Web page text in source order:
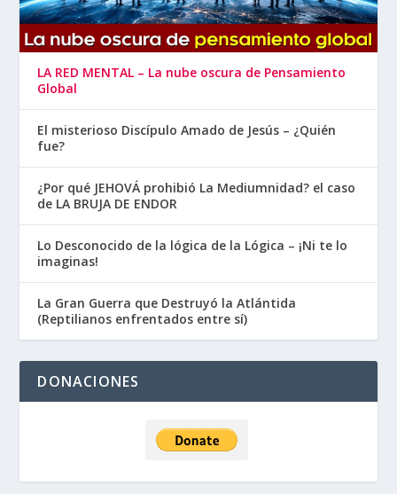
LA RED MENTAL – La nube oscura de Pensamiento
Global
El misterioso Discípulo Amado de Jesús – ¿Quién
fue?
¿Por qué JEHOVÁ prohibió La Mediumnidad? el caso
de LA BRUJA DE ENDOR
Lo Desconocido de la lógica de la Lógica – ¡Ni te lo
imaginas!
La Gran Guerra que Destruyó la Atlántida
(Reptilianos enfrentados entre sí)
DONACIONES